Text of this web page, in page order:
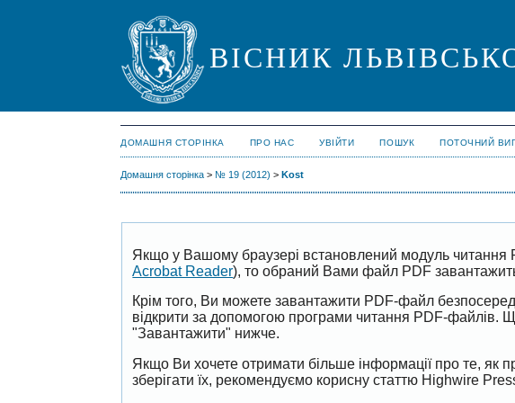
ВІСНИК
ДОМАШНЯ СТОРІНКА ПРО НАС УВІЙТИ ПОШУК ПОТОЧНИЙ
Домашня сторінка > № 19 (2012) >Kost
Якщо у Вашому браузері встановлений модуль читання
Acrobat Reader), то обраний Вами файл PDF
Крім того, Ви можете завантажити PDF-файл
відкрити за допомогою програми читання PDF-файлів.
"Завантажити" нижче.
Якщо Ви хочете отримати більше інформації про те, як
зберігати їх, рекомендуємо корисну статтю Highwire